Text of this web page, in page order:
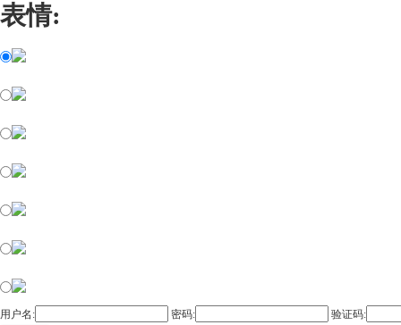
表情:
用户名: 密码: 验证码: